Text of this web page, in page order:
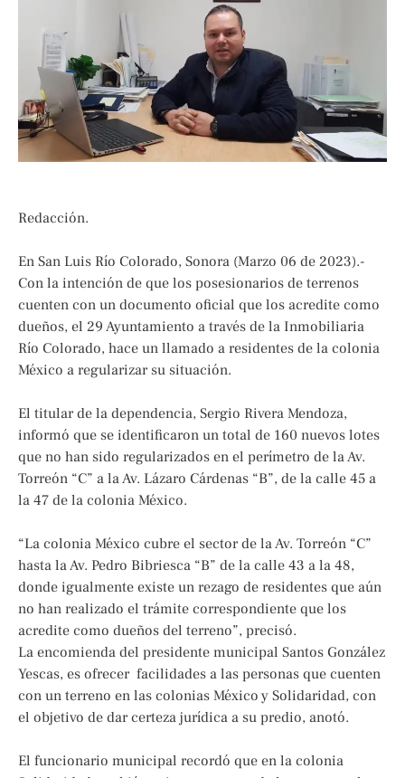
Redacción.
En San Luis Río Colorado, Sonora (Marzo 06 de 2023).-
Con la intención de que los posesionarios de terrenos
cuenten con un documento oficial que los acredite como
dueños, el 29 Ayuntamiento a través de la Inmobiliaria
Río Colorado, hace un llamado a residentes de la colonia
México a regularizar su situación.
El titular de la dependencia, Sergio Rivera Mendoza,
informó que se identificaron un total de 160 nuevos lotes
que no han sido regularizados en el perímetro de la Av.
Torreón “C” a la Av. Lázaro Cárdenas “B”, de la calle 45 a
la 47 de la colonia México.
“La colonia México cubre el sector de la Av. Torreón “C”
hasta la Av. Pedro Bibriesca “B” de la calle 43 a la 48,
donde igualmente existe un rezago de residentes que aún
no han realizado el trámite correspondiente que los
acredite como dueños del terreno”, precisó.
La encomienda del presidente municipal Santos González
Yescas, es ofrecer facilidades a las personas que cuenten
con un terreno en las colonias México y Solidaridad, con
el objetivo de dar certeza jurídica a su predio, anotó.
El funcionario municipal recordó que en la colonia